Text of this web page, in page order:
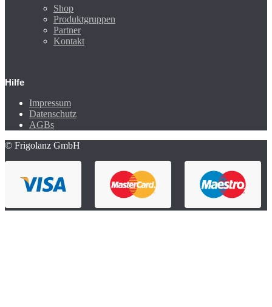
Shop
Produktgruppen
Partner
Kontakt
Hilfe
Impressum
Datenschutz
AGBs
© Frigolanz GmbH